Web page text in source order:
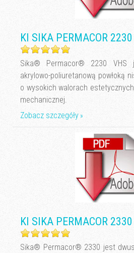
KI SIKA PERMACOR
Sika® Permacor® 2230 VHS
akrylowo-poliuretanową powłoką
o wysokich walorach
mechanicznej.
Zobacz szczegóły
KI SIKA PERMACOR 2330
Sika® Permacor® 2330 jest